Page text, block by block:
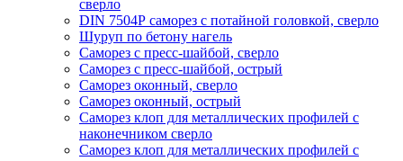
сверло
DIN 7504Р саморез с потайной головкой, сверло
Шуруп по бетону нагель
Саморез с пресс-шайбой, сверло
Саморез с пресс-шайбой, острый
Саморез оконный, сверло
Саморез оконный, острый
Саморез клоп для металлических профилей с
наконечником сверло
Саморез клоп для металлических профилей с